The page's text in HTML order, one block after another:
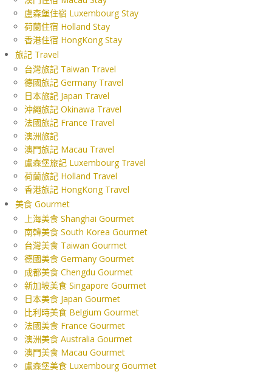
盧森堡住宿 Luxembourg Stay
荷蘭住宿 Holland Stay
香港住宿 HongKong Stay
旅記 Travel
台灣旅記 Taiwan Travel
德國旅記 Germany Travel
日本旅記 Japan Travel
沖繩旅記 Okinawa Travel
法國旅記 France Travel
澳洲旅記
澳門旅記 Macau Travel
盧森堡旅記 Luxembourg Travel
荷蘭旅記 Holland Travel
香港旅記 HongKong Travel
美食 Gourmet
上海美食 Shanghai Gourmet
南韓美食 South Korea Gourmet
台灣美食 Taiwan Gourmet
德國美食 Germany Gourmet
成都美食 Chengdu Gourmet
新加坡美食 Singapore Gourmet
日本美食 Japan Gourmet
比利時美食 Belgium Gourmet
法國美食 France Gourmet
澳洲美食 Australia Gourmet
澳門美食 Macau Gourmet
盧森堡美食 Luxembourg Gourmet